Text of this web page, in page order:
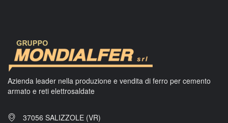
Azienda leader nella produzione e vendita di ferro per cemento
armato e reti elettrosaldate
37056 SALIZZOLE (VR)